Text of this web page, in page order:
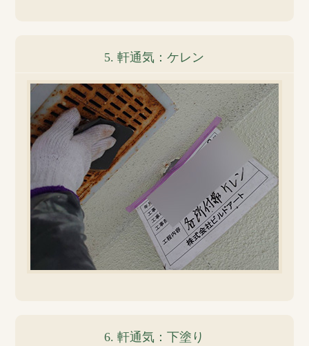
5. 軒通気：ケレン
6. 軒通気：下塗り